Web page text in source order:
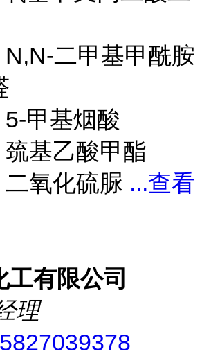
二甲基甲酰胺
甲基烟酸
基乙酸甲酯
氧化硫脲 ...查看
工有限公司
理